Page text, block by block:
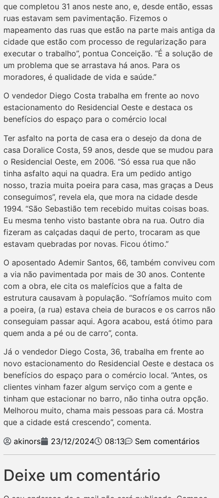
que completou 31 anos neste ano, e, desde então, essas
ruas estavam sem pavimentação. Fizemos o
mapeamento das ruas que estão na parte mais antiga da
cidade que estão com processo de regularização para
executar o trabalho”, pontua Conceição. “É a solução de
um problema que se arrastava há anos. Para os
moradores, é qualidade de vida e saúde.”
O vendedor Diego Costa trabalha em frente ao novo
estacionamento do Residencial Oeste e destaca os
benefícios do espaço para o comércio local
Ter asfalto na porta de casa era o desejo da dona de
casa Doralice Costa, 59 anos, desde que se mudou para
o Residencial Oeste, em 2006. “Só essa rua que não
tinha asfalto aqui na quadra. Era um pedido antigo
nosso, trazia muita poeira para casa, mas graças a Deus
conseguimos”, revela ela, que mora na cidade desde
1994. “São Sebastião tem recebido muitas coisas boas.
Eu mesma tenho visto bastante obra na rua. Outro dia
fizeram as calçadas daqui de perto, trocaram as que
estavam quebradas por novas. Ficou ótimo.”
O aposentado Ademir Santos, 66, também conviveu com
a via não pavimentada por mais de 30 anos. Contente
com a obra, ele cita os malefícios que a falta de
estrutura causavam à população. “Sofríamos muito com
a poeira, (a rua) estava cheia de buracos e os carros não
conseguiam passar aqui. Agora acabou, está ótimo para
quem anda a pé ou de carro”, conta.
Já o vendedor Diego Costa, 36, trabalha em frente ao
novo estacionamento do Residencial Oeste e destaca os
benefícios do espaço para o comércio local. “Antes, os
clientes vinham fazer algum serviço com a gente e
tinham que estacionar no barro, não tinha outra opção.
Melhorou muito, chama mais pessoas para cá. Mostra
que a cidade está crescendo”, comenta.
akinors
23/12/2024 08:13 Sem comentários
Deixe um comentário